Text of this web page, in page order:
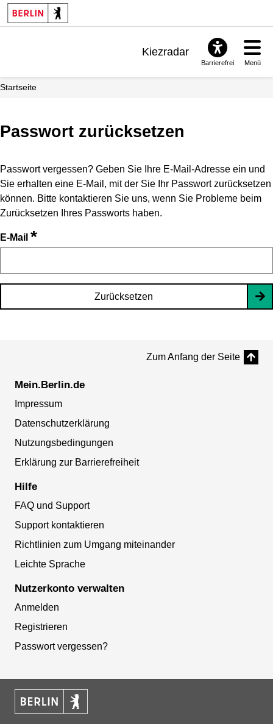
Kiezradar
Barrierefrei Menü
Startseite
Passwort zurücksetzen
Passwort vergessen? Geben Sie Ihre E-Mail-Adresse ein und
Sie erhalten eine E-Mail, mit der Sie Ihr Passwort zurücksetzen
können. Bitte kontaktieren Sie uns, wenn Sie Probleme beim
Zurücksetzen Ihres Passworts haben.
E-Mail *
Zurücksetzen
Zum Anfang der Seite
Mein.Berlin.de
Impressum
Datenschutzerklärung
Nutzungsbedingungen
Erklärung zur Barrierefreiheit
Hilfe
FAQ und Support
Support kontaktieren
Richtlinien zum Umgang miteinander
Leichte Sprache
Nutzerkonto verwalten
Anmelden
Registrieren
Passwort vergessen?